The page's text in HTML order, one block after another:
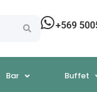
+569
Bar Buffet